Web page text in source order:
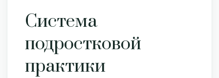
Система
подростковой
практики